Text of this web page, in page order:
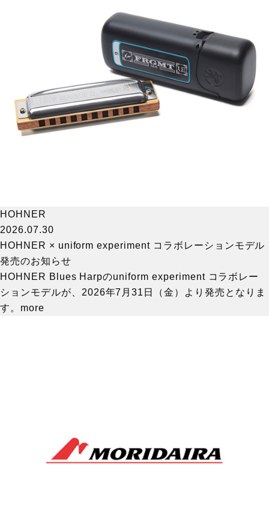
HOHNER
2026.07.30
HOHNER × uniform experiment コラボレーションモデル
発売のお知らせ
HOHNER Blues Harpのuniform experiment コラボレー
ションモデルが、2026年7月31日（金）より発売となりま
す。 more